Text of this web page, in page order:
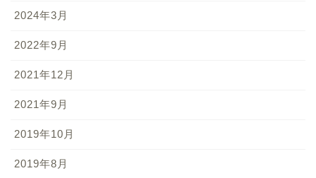
2024年3月
2022年9月
2021年12月
2021年9月
2019年10月
2019年8月